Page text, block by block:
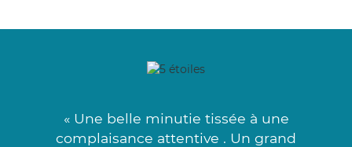
« Une belle minutie tissée à une
complaisance attentive . Un grand